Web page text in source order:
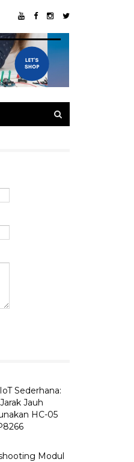
industri, termasuk industri
Sederhana:
Jauh
HC-05
Modul